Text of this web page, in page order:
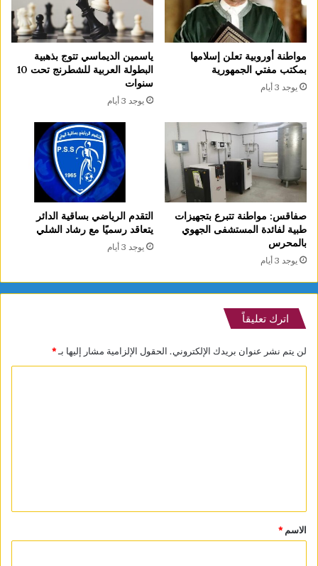
مواطنة أوروبية تعلن إسلامها
بمكتب مفتي الجمهورية
يوجد 3 أيام
ياسمين الديماسي تتوج بذهبية
البطولة العربية للشطرنج تحت 10
سنوات
يوجد 3 أيام
صفاقس: مواطنة تتبرع بتجهيزات
طبية لفائدة المستشفى الجهوي
بالمحرس
يوجد 3 أيام
التقدم الرياضي بساقية الدائر
يتعاقد رسميًا مع رشاد الشلي
يوجد 3 أيام
اترك تعليقاً
لن يتم نشر عنوان بريدك الإلكتروني. الحقول الإلزامية مشار إليها بـ*
*
الاسم *